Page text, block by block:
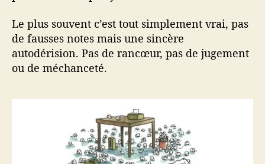
Le plus souvent c’est tout simplement vrai, pas
de fausses notes mais une sincère
autodérision. Pas de rancœur, pas de jugement
ou de méchanceté.